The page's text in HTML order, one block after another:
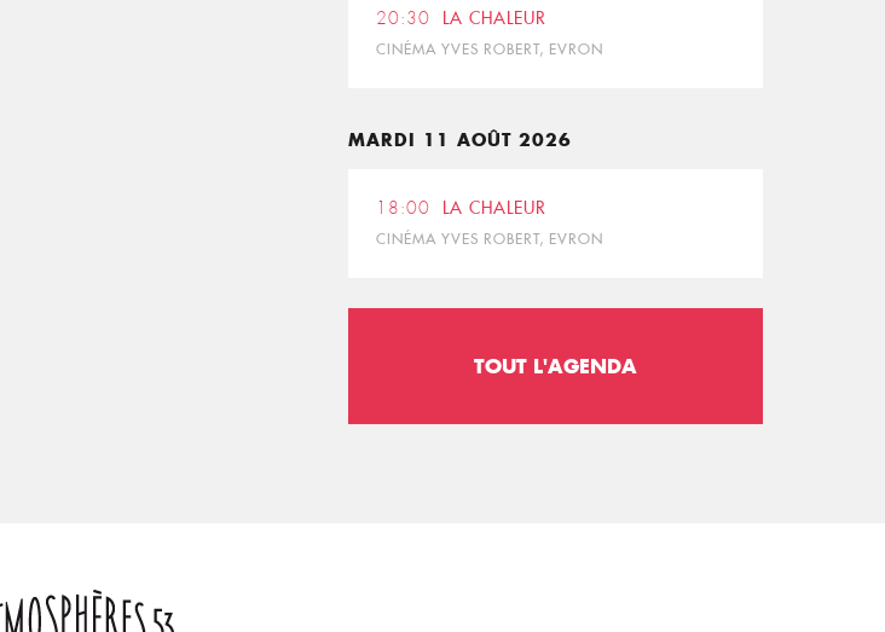
20:30 LA CHALEUR
CINÉMA YVES ROBERT, EVRON
MARDI 11 AOÛT 2026
18:00 LA CHALEUR
CINÉMA YVES ROBERT, EVRON
TOUT L'AGENDA